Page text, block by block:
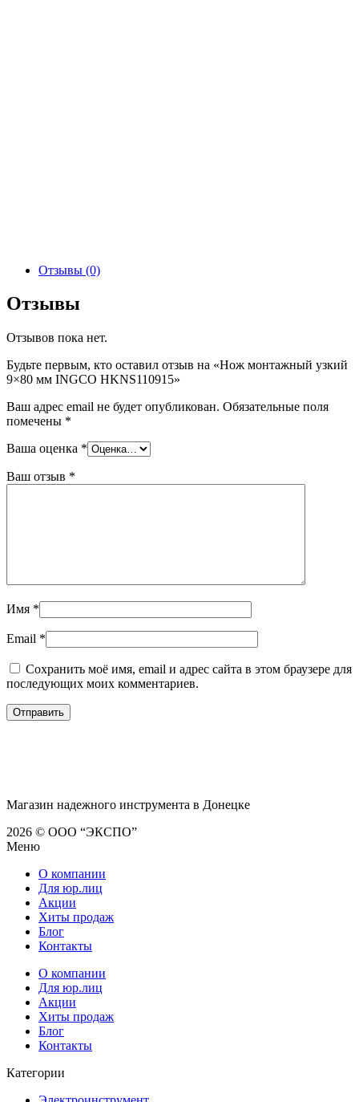
Отзывы (0)
Отзывы
Отзывов пока нет.
Будьте первым, кто оставил отзыв на «Нож монтажный узкий
9×80 мм INGCO HKNS110915»
Ваш адрес email не будет опубликован. Обязательные поля
помечены *
Ваша оценка *
Ваш отзыв *
Имя *
Email *
Сохранить моё имя, email и адрес сайта в этом браузере для
последующих моих комментариев.
Магазин надежного инструмента в Донецке
2026 © ООО “ЭКСПО”
Меню
О компании
Для юр.лиц
Акции
Хиты продаж
Блог
Контакты
О компании
Для юр.лиц
Акции
Хиты продаж
Блог
Контакты
Категории